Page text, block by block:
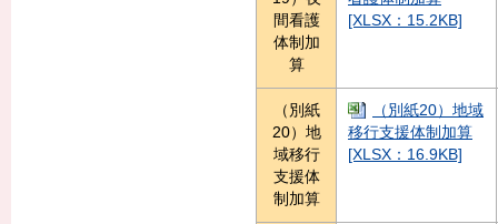
間看護
体制加
算
[XLSX：15.2KB]
（別紙
20）地
域移行
支援体
制加算
（別紙20）地域
移行支援体制加算
[XLSX：16.9KB]